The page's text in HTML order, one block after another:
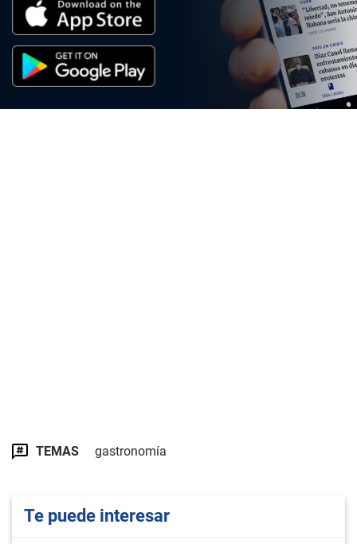
TEMAS gastronomía
Te puede interesar